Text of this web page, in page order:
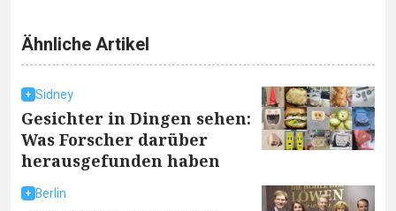
Ähnliche Artikel
Sidney
Gesichter in Dingen sehen:
Was Forscher darüber
herausgefunden haben
Berlin